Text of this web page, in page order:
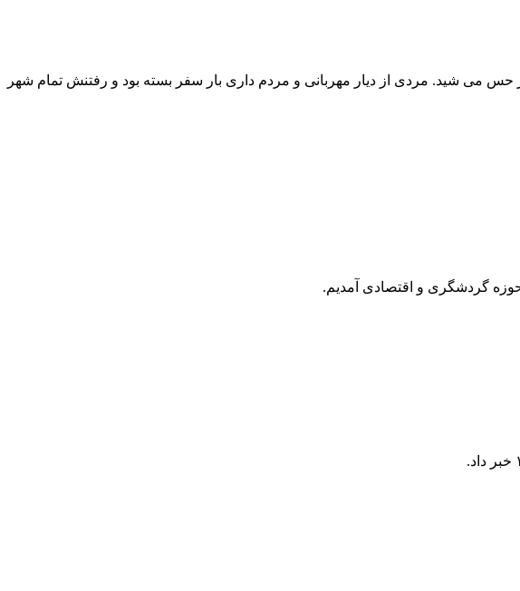
بیشتر حس می شید. مردی از دیار مهربانی و مردم داری بار سفر بسته بود و رفتنش تمام شهر
حوزه گردشگری و اقتصادی آمدیم.